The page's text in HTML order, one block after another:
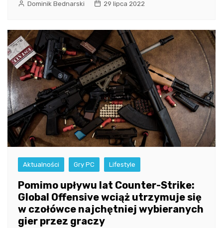
Dominik Bednarski 29 lipca 2022
Aktualności Gry PC Lifestyle
Pomimo upływu lat Counter-Strike:
Global Offensive wciąż utrzymuje się
w czołówce najchętniej wybieranych
gier przez graczy